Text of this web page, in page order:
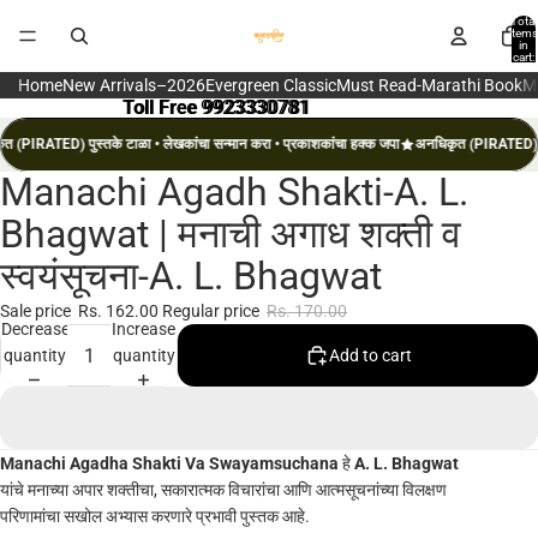
Total
items
in
cart:
HomeNew Arrivals–2026Evergreen ClassicMust Read-Marathi Book
Toll Free 9923330781
Toll Free 9923330781
(PIRATED) पुस्तके टाळा • लेखकांचा सन्मान करा • प्रकाशकांचा हक्क जपा अनधिकृत (PIRATED)
Open
image
in
full
screen
Manachi Agadh Shakti-A. L.
Bhagwat | मनाची अगाध शक्ती व
स्वयंसूचना-A. L. Bhagwat
Sale price Rs. 162.00 Regular price Rs. 170.00
Decrease
quantity
Increase
quantity
Add to cart
Manachi Agadha Shakti Va Swayamsuchana हेA. L. Bhagwat
यांचे मनाच्या अपार शक्तीचा, सकारात्मक विचारांचा आणि आत्मसूचनांच्या विलक्षण
परिणामांचा सखोल अभ्यास करणारे प्रभावी पुस्तक आहे.